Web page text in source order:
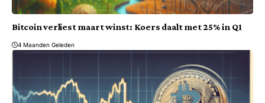
Bitcoin verliest maart winst: Koers daalt met 25% in Q1
4 Maanden Geleden